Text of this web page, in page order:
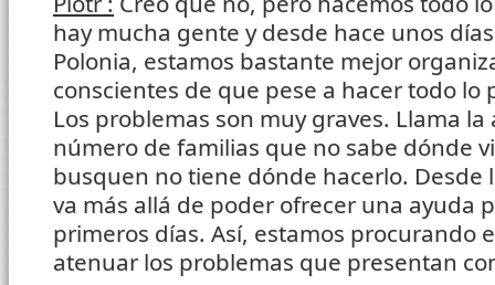
hay mucha gente y desde hace unos
Polonia, estamos bastante mejor
conscientes de que pese a hacer todo lo
Los problemas son muy graves. Llama
número de familias que no sabe dónde
busquen no tiene dónde hacerlo.
va más allá de poder ofrecer una ayuda
primeros días. Así, estamos procurando
atenuar los problemas que presentan